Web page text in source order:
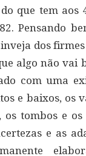
que tem aos
Pensando
dos
algo não vai
com uma
e baixos, os
os tombos e
e as